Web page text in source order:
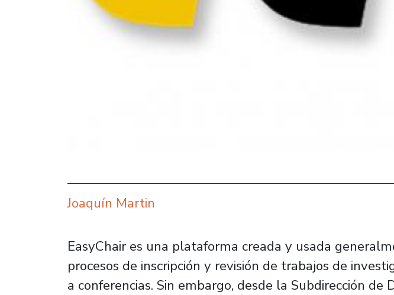
Joaquín Martin
EasyChair es una plataforma creada y usada
procesos de inscripción y revisión de trabajos de
a conferencias. Sin embargo, desde la Subdirección de